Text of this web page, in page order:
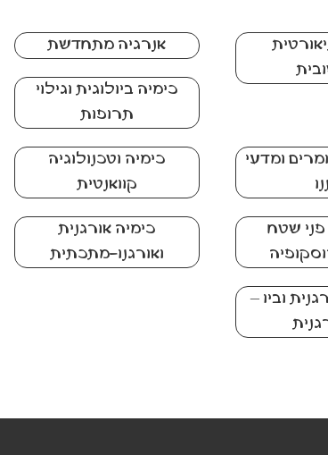
אנרגיה מתחדשת
כימיה ביולוגית וגילוי
תרופות
ומדעי
כימיה וטכנולוגיה
קוואנטית
שטח
כימיה אורגנית
ואורגנו-מתכתית
וביו –